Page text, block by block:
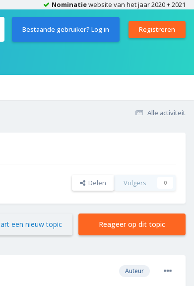
Nominatiewebsite van het jaar 2020 + 2021
Bestaande gebruiker? Log in Registreren
Alle activiteit
Delen Volgers 0
Reageer op dit topic
een nieuw topic
Auteur